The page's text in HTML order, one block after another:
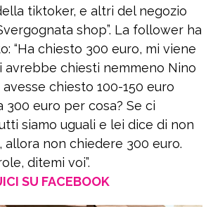
tiktoker, e altri del negozio
shop”. La follower ha
“Ha chiesto 300 euro, mi viene
avrebbe chiesti nemmeno Nino
avesse chiesto 100-150 euro
300 euro per cosa? Se ci
siamo uguali e lei dice di non
allora non chiedere 300 euro.
ditemi voi”.
SU FACEBOOK